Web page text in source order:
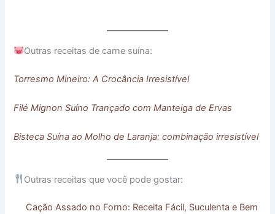
Outras receitas de carne suína:
Torresmo Mineiro: A Crocância Irresistível
Filé Mignon Suíno Trançado com Manteiga de Ervas
Bisteca Suína ao Molho de Laranja: combinação irresistível
Outras receitas que você pode gostar:
Cação Assado no Forno: Receita Fácil, Suculenta e Bem